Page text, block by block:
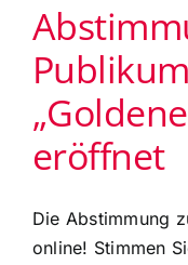
eröffnet
Die Abstimmung
online! Stimmen